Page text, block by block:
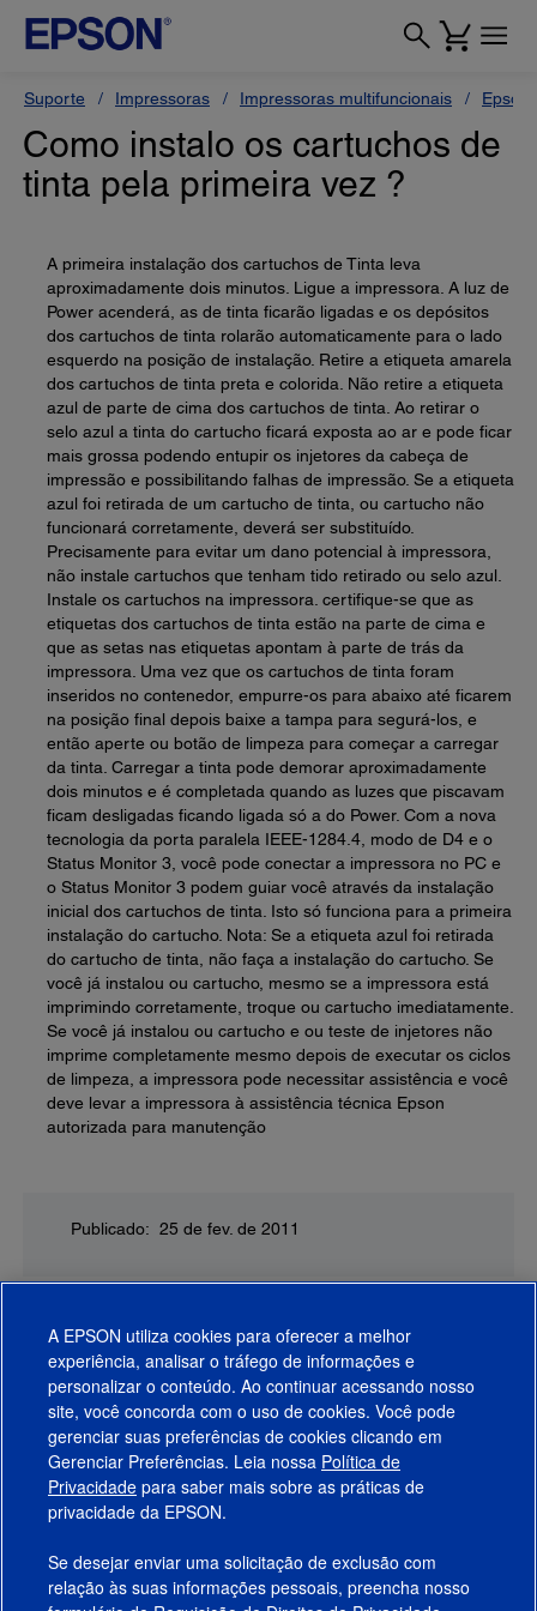
Suporte Impressoras Impressoras multifuncionais Epson
Como instalo os cartuchos de
tinta pela primeira vez ?
A primeira instalação dos cartuchos de Tinta leva
aproximadamente dois minutos. Ligue a impressora. A luz de
Power acenderá, as de tinta ficarão ligadas e os depósitos
dos cartuchos de tinta rolarão automaticamente para o lado
esquerdo na posição de instalação. Retire a etiqueta amarela
dos cartuchos de tinta preta e colorida. Não retire a etiqueta
azul de parte de cima dos cartuchos de tinta. Ao retirar o
selo azul a tinta do cartucho ficará exposta ao ar e pode ficar
mais grossa podendo entupir os injetores da cabeça de
impressão e possibilitando falhas de impressão. Se a etiqueta
azul foi retirada de um cartucho de tinta, ou cartucho não
funcionará corretamente, deverá ser substituído.
Precisamente para evitar um dano potencial à impressora,
não instale cartuchos que tenham tido retirado ou selo azul.
Instale os cartuchos na impressora. certifique-se que as
etiquetas dos cartuchos de tinta estão na parte de cima e
que as setas nas etiquetas apontam à parte de trás da
impressora. Uma vez que os cartuchos de tinta foram
inseridos no contenedor, empurre-os para abaixo até ficarem
na posição final depois baixe a tampa para segurá-los, e
então aperte ou botão de limpeza para começar a carregar
da tinta. Carregar a tinta pode demorar aproximadamente
dois minutos e é completada quando as luzes que piscavam
ficam desligadas ficando ligada só a do Power. Com a nova
tecnologia da porta paralela IEEE-1284.4, modo de D4 e o
Status Monitor 3, você pode conectar a impressora no PC e
o Status Monitor 3 podem guiar você através da instalação
inicial dos cartuchos de tinta. Isto só funciona para a primeira
instalação do cartucho. Nota: Se a etiqueta azul foi retirada
do cartucho de tinta, não faça a instalação do cartucho. Se
você já instalou ou cartucho, mesmo se a impressora está
imprimindo corretamente, troque ou cartucho imediatamente.
Se você já instalou ou cartucho e ou teste de injetores não
imprime completamente mesmo depois de executar os ciclos
de limpeza, a impressora pode necessitar assistência e você
deve levar a impressora à assistência técnica Epson
autorizada para manutenção
Publicado: 25 de fev. de 2011
Produtos
Suporte
Links Sugeridos
A EPSON utiliza cookies para oferecer a melhor
experiência, analisar o tráfego de informações e
personalizar o conteúdo. Ao continuar acessando nosso
site, você concorda com o uso de cookies. Você pode
gerenciar suas preferências de cookies clicando em
Gerenciar Preferências. Leia nossa Política de
Privacidade para saber mais sobre as práticas de
privacidade da EPSON.
Se desejar enviar uma solicitação de exclusão com
relação às suas informações pessoais, preencha nosso